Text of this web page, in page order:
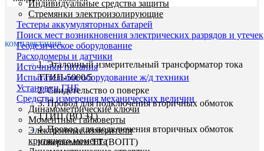
Каталог приборов
Индивидуальные средства защиты
Стремянки электроизолирующие
Тестеры аккумуляторных батарей
Поиск мест возникновения электрических разрядов и утечек
Геодезическое оборудование
Расходомеры и датчики
Источники питания
Испытательное оборудование ж/д техники
Установки ГНБ
Средства измерения механических величин
Динамометрические ключи
Моментные гайковерты
Электронные измерители
крутящего момента
комплектация
1. Эталонный измерительный трансформатор тока
ТТИП-5000/5
2. Свидетельство о поверке
3. Провод для подключения вторичных обмоток
ТТИП (ВОЭТ)
4. Провод для подключения вторичных обмоток
поверяемого ТТ (ВОПТ)